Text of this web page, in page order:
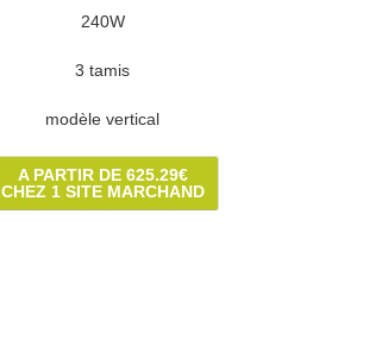
240W
3 tamis
modèle vertical
A PARTIR DE 625.29€
CHEZ 1 SITE MARCHAND